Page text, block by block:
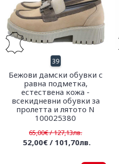
39
Бежови дамски обувки с
равна подметка,
естествена кожа -
всекидневни обувки за
пролетта и лятото N
100025380
65,00€ / 127,13лв.
52,00€ / 101,70лв.